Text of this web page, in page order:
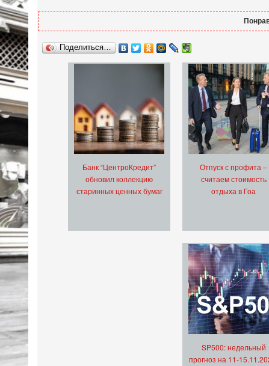
Поделиться…
Банк “ЦентроКредит”
обновил коллекцию
старинных ценных бумаг
Отпуск с профита –
считаем стоимость
отдыха в Гоа
SP500: недельный
прогноз на 11-